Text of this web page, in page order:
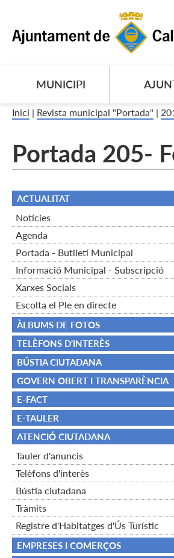
MUNICIPI
Inici | Revista municipal "Portada" |
Portada 205-
ACTUALITAT
Notícies
Agenda
Portada - Butlletí Municipal
Informació Municipal - Subscripció
Xarxes Socials
Escolta el Ple en directe
ÀLBUMS DE FOTOS
TELÈFONS D'INTERÈS
BÚSTIA CIUTADANA
GOVERN OBERT I TRANSPARÈNCIA
E-FACT
E-TAULER
ATENCIÓ CIUTADANA
Tauler d'anuncis
Telèfons d'interès
Bústia ciutadana
Tràmits
Registre d'Habitatges d'Ús Turístic
EMPRESES I COMERÇOS